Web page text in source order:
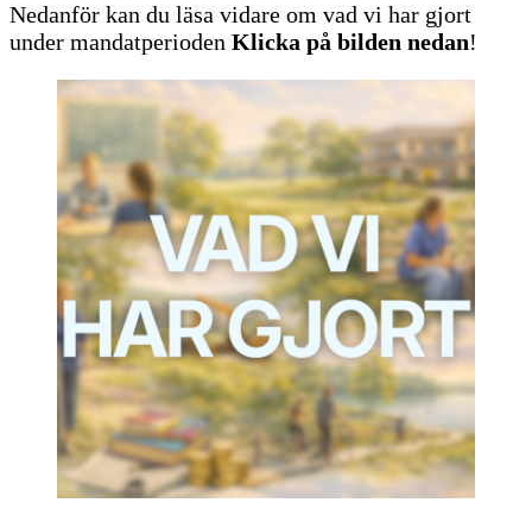
Nedanför kan du läsa vidare om vad vi har gjort
under mandatperioden Klicka på bilden nedan!